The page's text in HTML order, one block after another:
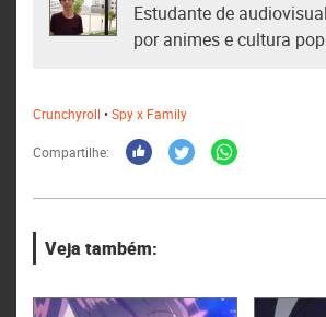
Estudante de
por animes e cultura
Crunchyroll •Spy x Family
Compartilhe:
Veja também: